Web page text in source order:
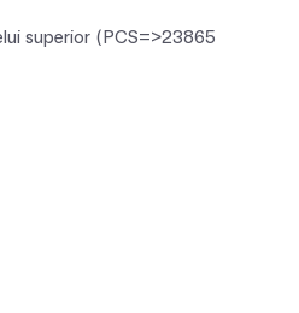
superior (PCS=>23865